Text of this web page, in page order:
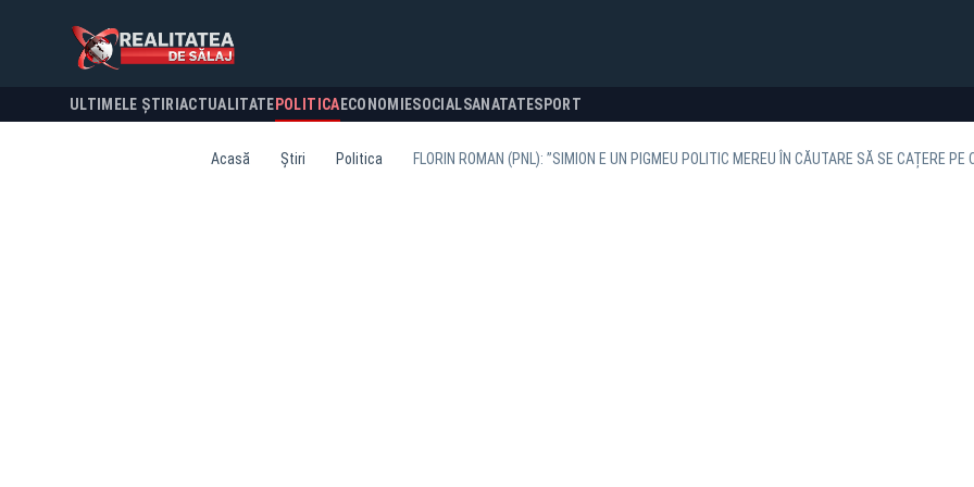
ULTIMELE ȘTIRI ACTUALITATE POLITICA ECONOMIESOCIALSANATATESPORT
Acasă Știri Politica FLORIN ROMAN (PNL): ”SIMION E UN PIGMEU POLITIC MEREU ÎN CĂUTARE SĂ SE CAȚERE PE